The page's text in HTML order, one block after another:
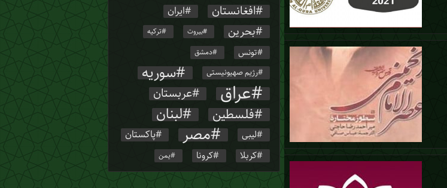
افغانستان ایران
بحرین بیروت ترکیه
تونس دمشق
رژیم صهیونیستی سوریه
عراق عربستان
فلسطین لبنان
لیبی مصر پاکستان
کربلا کرونا یمن